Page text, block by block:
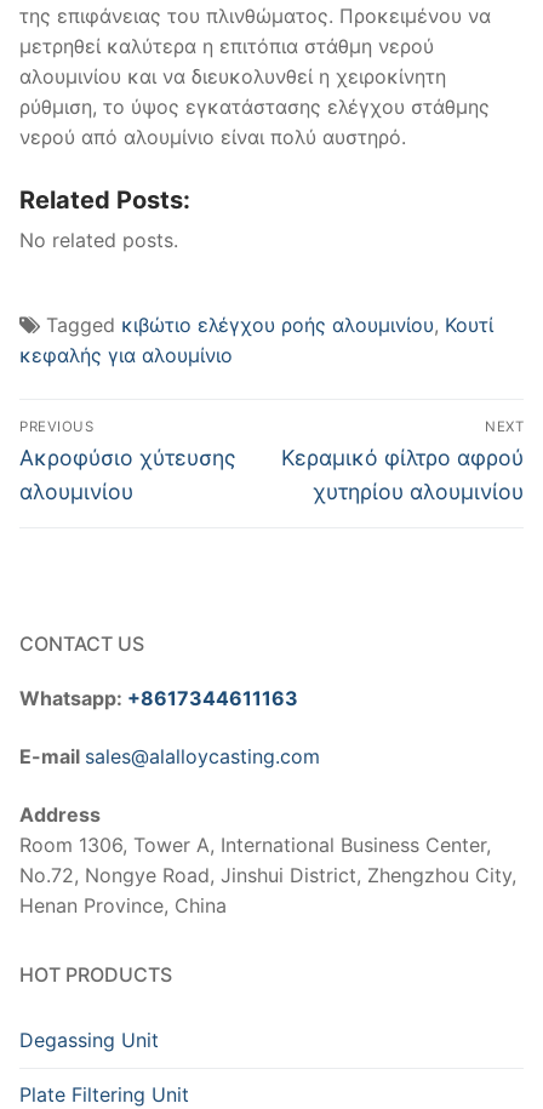
της επιφάνειας του πλινθώματος. Προκειμένου να
μετρηθεί καλύτερα η επιτόπια στάθμη νερού
αλουμινίου και να διευκολυνθεί η χειροκίνητη
ρύθμιση, το ύψος εγκατάστασης ελέγχου στάθμης
νερού από αλουμίνιο είναι πολύ αυστηρό.
Related Posts:
No related posts.
Tagged κιβώτιο ελέγχου ροής αλουμινίου, Κουτί
κεφαλής για αλουμίνιο
Post
navigation
PREVIOUS
Previous
post:
Ακροφύσιο χύτευσης
αλουμινίου
NEXT
Next
post:
Κεραμικό φίλτρο αφρού
χυτηρίου αλουμινίου
CONTACT US
Whatsapp: +8617344611163
E-mail sales@alalloycasting.com
Address
Room 1306, Tower A, International Business Center,
No.72, Nongye Road, Jinshui District, Zhengzhou City,
Henan Province, China
HOT PRODUCTS
Degassing Unit
Plate Filtering Unit